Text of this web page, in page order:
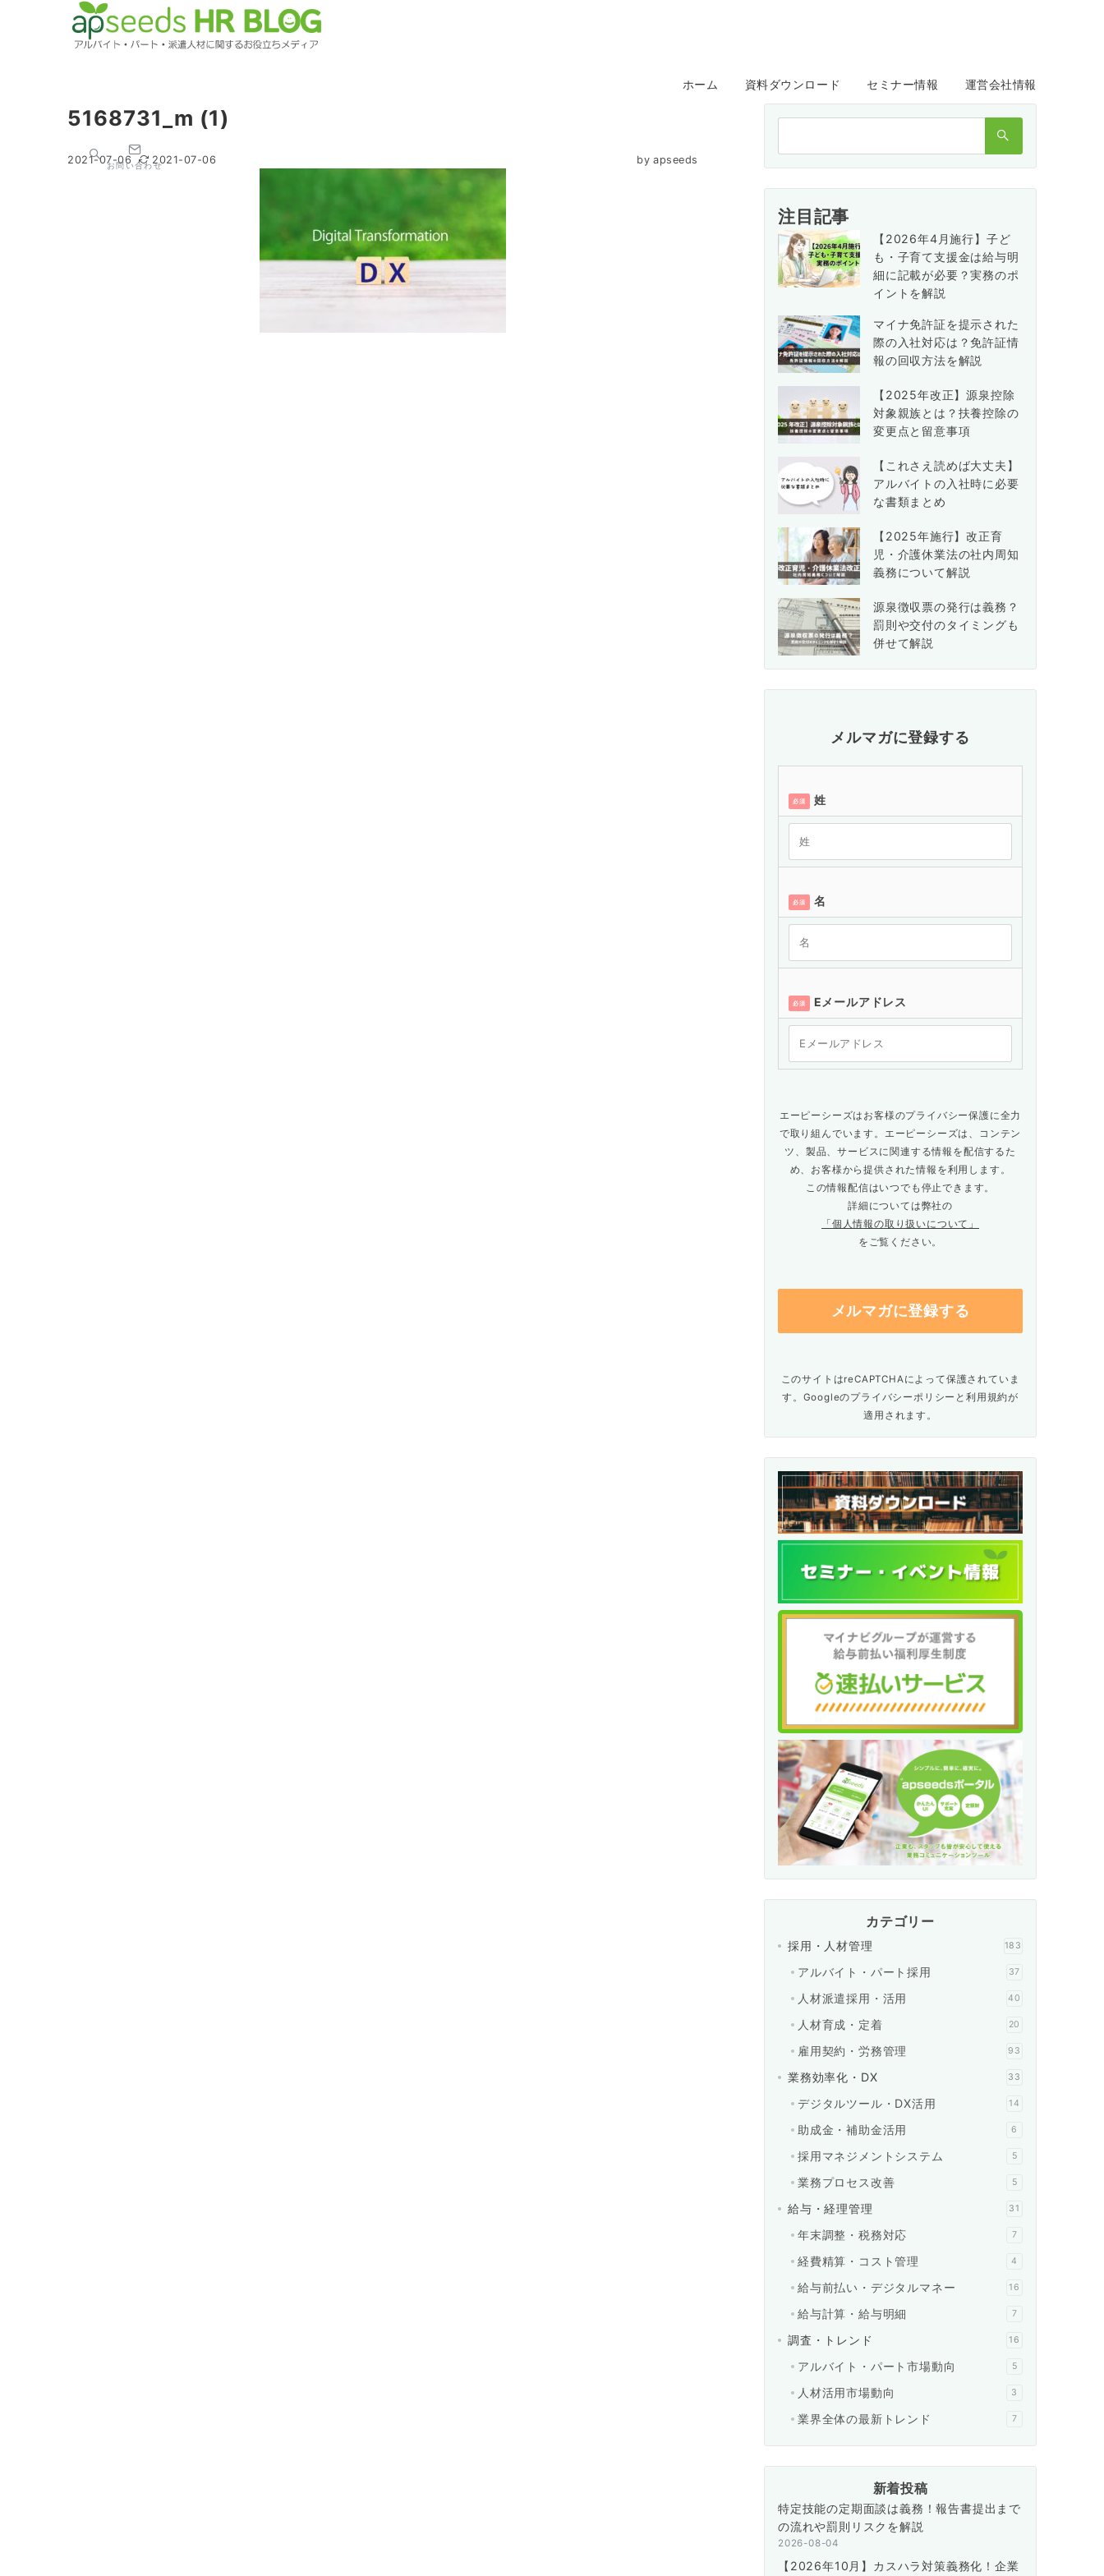
ホーム 資料ダウンロード セミナー情報 運営会社情報
お問い合わせ
5168731_m (1)
2021-07-06 2021-07-06 by apseeds
注目記事
【2026年4月施行】子ど
も・子育て支援金は給与明
細に記載が必要？実務のポ
イントを解説
マイナ免許証を提示された
際の入社対応は？免許証情
報の回収方法を解説
【2025年改正】源泉控除
対象親族とは？扶養控除の
変更点と留意事項
【これさえ読めば大丈夫】
アルバイトの入社時に必要
な書類まとめ
【2025年施行】改正育
児・介護休業法の社内周知
義務について解説
源泉徴収票の発行は義務？
罰則や交付のタイミングも
併せて解説
メルマガに登録する
必須 姓
必須 名
必須 Eメールアドレス
エーピーシーズはお客様のプライバシー保護に全力
で取り組んでいます。エーピーシーズは、コンテン
ツ、製品、サービスに関連する情報を配信するた
め、お客様から提供された情報を利用します。
この情報配信はいつでも停止できます。
詳細については弊社の
「個人情報の取り扱いについて」
をご覧ください。
このサイトはreCAPTCHAによって保護されていま
す。Googleのプライバシーポリシー と 利用規約が
適用されます。
カテゴリー
採用・人材管理 183
アルバイト・パート採用 37
人材派遣採用・活用 40
人材育成・定着 20
雇用契約・労務管理 93
業務効率化・DX 33
デジタルツール・DX活用 14
助成金・補助金活用 6
採用マネジメントシステム 5
業務プロセス改善 5
給与・経理管理 31
年末調整・税務対応 7
経費精算・コスト管理 4
給与前払い・デジタルマネー 16
給与計算・給与明細 7
調査・トレンド 16
アルバイト・パート市場動向 5
人材活用市場動向 3
業界全体の最新トレンド 7
新着投稿
特定技能の定期面談は義務！報告書提出まで
の流れや罰則リスクを解説
2026-08-04
【2026年10月】カスハラ対策義務化！企業